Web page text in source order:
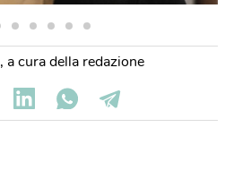
, a cura della redazione